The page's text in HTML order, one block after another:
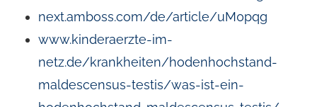
next.amboss.com/de/article/uM0pqg
www.kinderaerzte-im-
netz.de/krankheiten/hodenhochstand-
maldescensus-testis/was-ist-ein-